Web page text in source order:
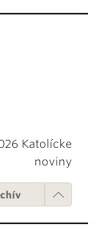
Katolícke
noviny